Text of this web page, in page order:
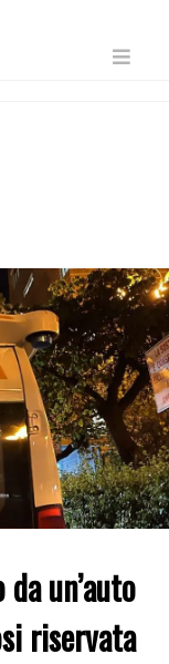
un’auto
riservata